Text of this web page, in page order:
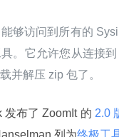
够访问到所有的
。它允许您从连接
并解压 zip 包了。
发布了 ZoomIt 的 2.0
列为终极工